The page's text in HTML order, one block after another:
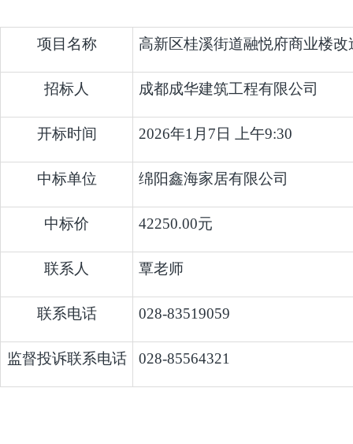
项目名称 高新区桂溪街道融悦府商业楼改
招标人 成都成华建筑工程有限公司
开标时间 2026年1月7日 上午9:30
中标单位 绵阳鑫海家居有限公司
中标价 42250.00元
联系人 覃老师
联系电话 028-83519059
监督投诉联系电话 028-85564321